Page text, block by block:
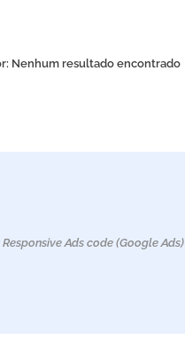
Nenhum resultado encontrado
Responsive Ads code (Google Ads)